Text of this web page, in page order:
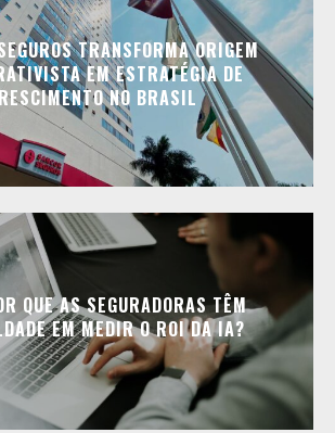
TRANSFORMA ORIGEM
EM ESTRATÉGIA DE
NO BRASIL
QUE AS SEGURADORAS TÊM
EM MEDIR O ROI DA IA?